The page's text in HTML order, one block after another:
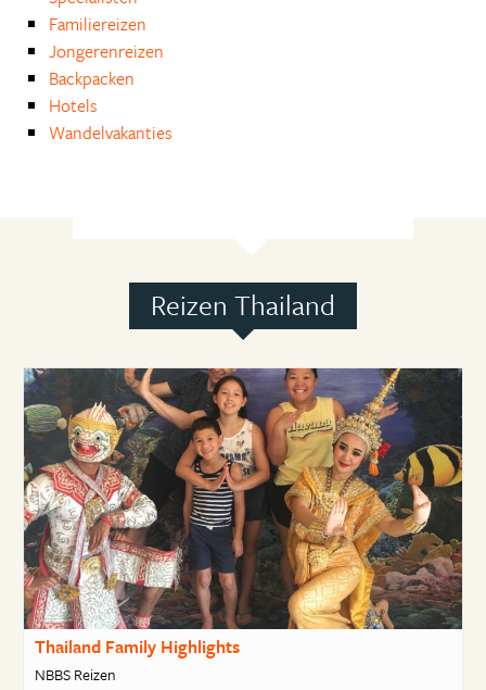
Familiereizen
Jongerenreizen
Backpacken
Hotels
Wandelvakanties
Reizen Thailand
Thailand Family Highlights
NBBS Reizen